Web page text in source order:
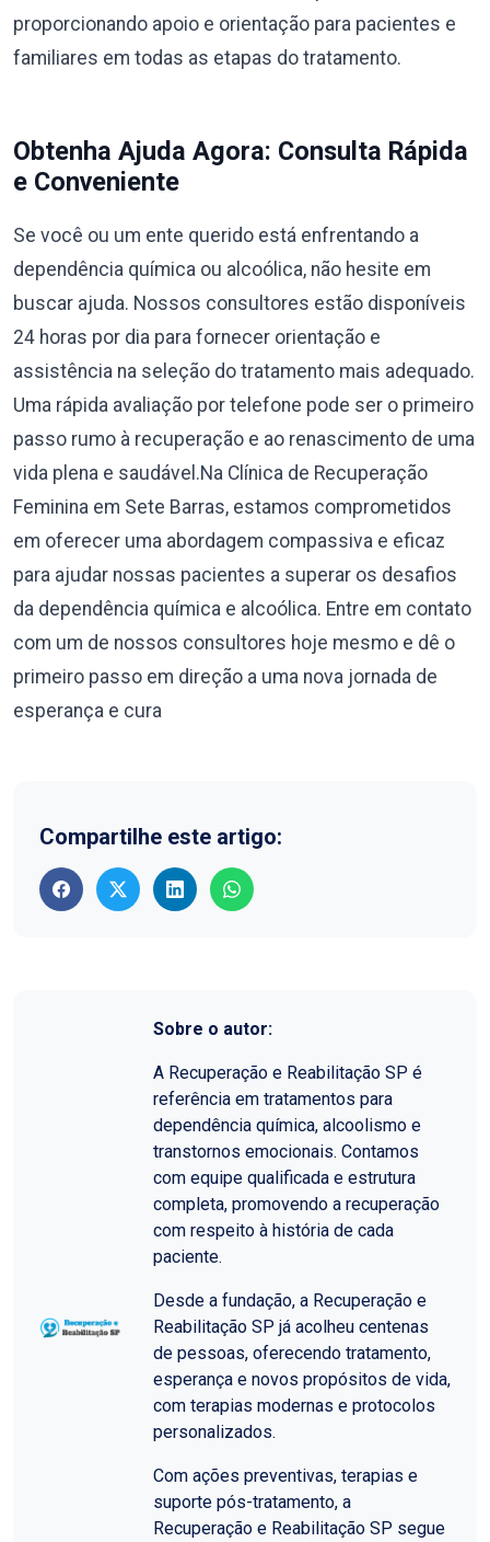
proporcionando apoio e orientação para pacientes e
familiares em todas as etapas do tratamento.
Obtenha Ajuda Agora: Consulta Rápida
e Conveniente
Se você ou um ente querido está enfrentando a
dependência química ou alcoólica, não hesite em
buscar ajuda. Nossos consultores estão disponíveis
24 horas por dia para fornecer orientação e
assistência na seleção do tratamento mais adequado.
Uma rápida avaliação por telefone pode ser o primeiro
passo rumo à recuperação e ao renascimento de uma
vida plena e saudável.Na Clínica de Recuperação
Feminina em Sete Barras, estamos comprometidos
em oferecer uma abordagem compassiva e eficaz
para ajudar nossas pacientes a superar os desafios
da dependência química e alcoólica. Entre em contato
com um de nossos consultores hoje mesmo e dê o
primeiro passo em direção a uma nova jornada de
esperança e cura
Compartilhe este artigo:
Sobre o autor:
A Recuperação e Reabilitação SP é
referência em tratamentos para
dependência química, alcoolismo e
transtornos emocionais. Contamos
com equipe qualificada e estrutura
completa, promovendo a recuperação
com respeito à história de cada
paciente.
Desde a fundação, a Recuperação e
Reabilitação SP já acolheu centenas
de pessoas, oferecendo tratamento,
esperança e novos propósitos de vida,
com terapias modernas e protocolos
personalizados.
Com ações preventivas, terapias e
suporte pós-tratamento, a
Recuperação e Reabilitação SP segue